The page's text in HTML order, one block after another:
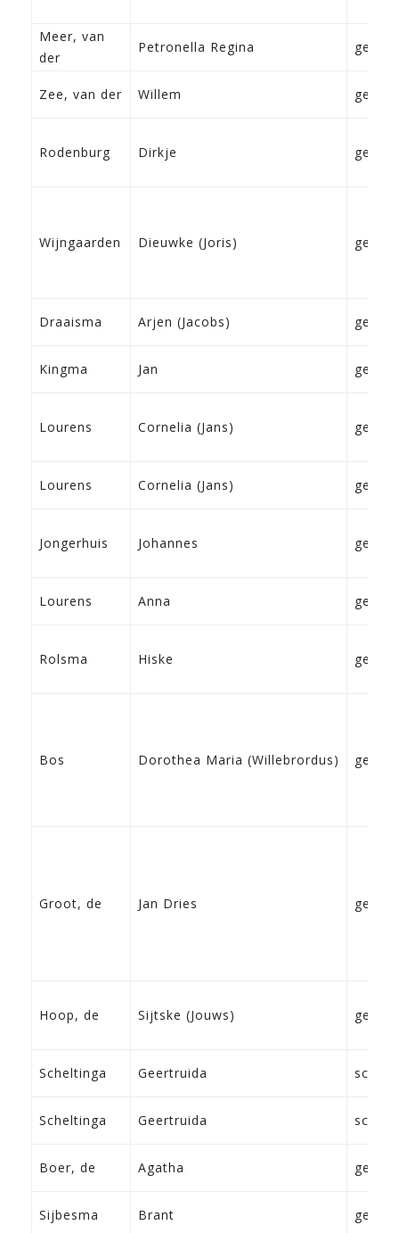
Meer, van
der
Petronella Regina geen
Zee, van der Willem geen
Rodenburg Dirkje geen
Wijngaarden Dieuwke (Joris) geen
Draaisma Arjen (Jacobs) geen
Kingma Jan geen
Lourens Cornelia (Jans) geen
Lourens Cornelia (Jans) geen
Jongerhuis Johannes geen
Lourens Anna geen
Rolsma Hiske geen
Bos Dorothea Maria (Willebrordus) geen
Groot, de Jan Dries geen
Hoop, de Sijtske (Jouws) geen
Scheltinga Geertruida
Scheltinga Geertruida
Boer, de Agatha geen
Sijbesma Brant geen